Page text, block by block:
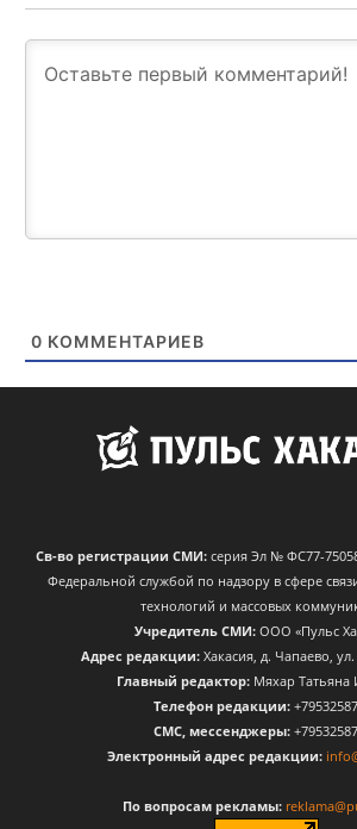
0 КОММЕНТАРИЕВ
Св-во регистрации СМИ: серия Эл № ФС77-
Федеральной службой по надзору в сфере
технологий и массовых
Учредитель СМИ:ООО «Пульс
Адрес редакции:Хакасия, д. Чапаево,
Главный редактор: Мяхар Татьяна
Телефон редакции:
CМС, мессенджеры:
Электронный адрес редакции:
По вопросам рекламы: